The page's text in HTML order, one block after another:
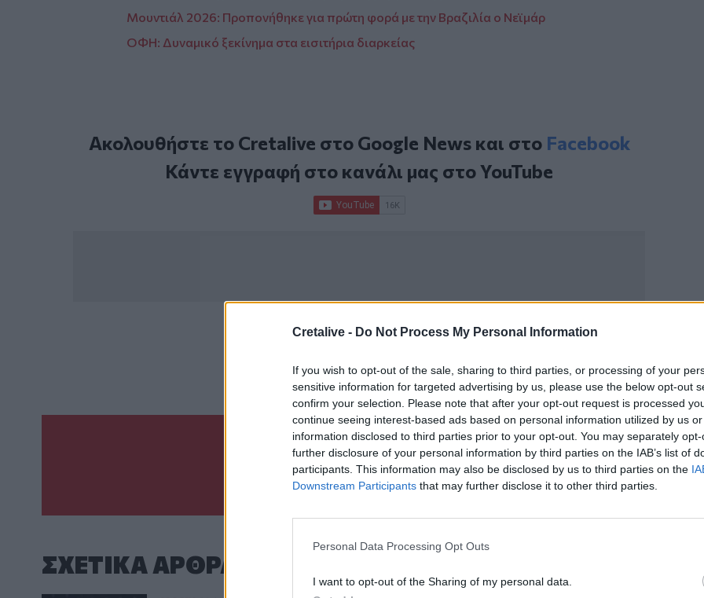
Cretalive - Do Not Process My Personal Information
If you wish to opt-out of the sale, sharing to third parties, or processing of your
sensitive information for targeted advertising by us, please use the below opt-out
confirm your selection. Please note that after your opt-out request is processed
continue seeing interest-based ads based on personal information utilized by us
information disclosed to third parties prior to your opt-out. You may separately
further disclosure of your personal information by third parties on the IAB’s list of
participants. This information may also be disclosed by us to third parties on the
Downstream Participants that may further disclose it to other third parties.
Personal Data Processing Opt Outs
I want to opt-out of the Sharing of my personal data.
Μουντιάλ 2026: Προπονήθηκε για πρώτη φορά με την Βραζιλία ο Νεϊμάρ
ΟΦΗ: Δυναμικό ξεκίνημα στα εισιτήρια διαρκείας
Ακολουθήστε το Cretalive στο Google Newsκαι στο Facebook
Κάντε εγγραφή στο κανάλι μας στοYouTube
Γίνε ο ρεπόρτερ του CRETALIVE
ΣΤΕΊΛΕ ΤΗΝ ΕΊΔΗΣΗ
ΣΧΕΤΙΚA AΡΘΡΑ